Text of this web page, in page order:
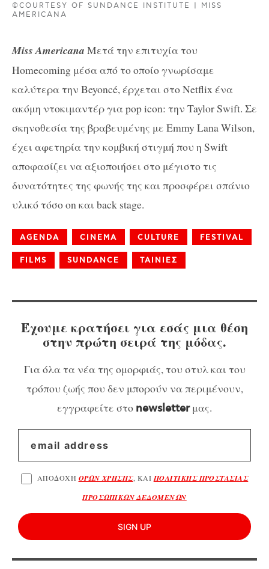
©COURTESY OF SUNDANCE INSTITUTE | MISS
AMERICANA
Miss Americana Μετά την επιτυχία του
Homecoming μέσα από το οποίο γνωρίσαμε
καλύτερα την Beyoncé, έρχεται στο Netflix ένα
ακόμη ντοκιμαντέρ για pop icon: την Taylor Swift. Σε
σκηνοθεσία της βραβευμένης με Emmy Lana Wilson,
έχει αφετηρία την κομβική στιγμή που η Swift
αποφασίζει να αξιοποιήσει στο μέγιστο τις
δυνατότητες της φωνής της και προσφέρει σπάνιο
υλικό τόσο on και back stage.
AGENDA CINEMA CULTURE FESTIVAL
FILMS SUNDANCE ΤΑΙΝΙΕΣ
Έχουμε κρατήσει για εσάς μια θέση
στην πρώτη σειρά της μόδας.
Για όλα τα νέα της ομορφιάς, του στυλ και του
τρόπου ζωής που δεν μπορούν να περιμένουν,
εγγραφείτε στο newsletterμας.
ΑΠΟΔΟΧΗ ΟΡΩΝ ΧΡΗΣΗΣ, ΚΑΙΠΟΛΙΤΙΚΗΣ ΠΡΟΣΤΑΣΙΑΣ
ΠΡΟΣΩΠΙΚΩΝ ΔΕΔΟΜΕΝΩΝ
SIGN UP